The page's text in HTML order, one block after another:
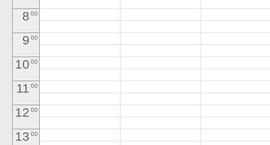
8 00
9 00
10 00
11 00
12 00
13 00